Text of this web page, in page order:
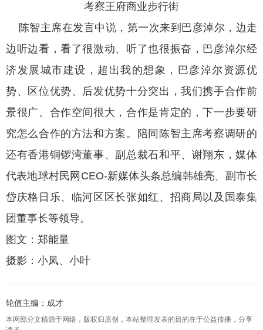
考察王府商业步行街
陈智主席在发言中说，第一次来到巴彦淖尔，边走
边听边看，看了很激动、听了也很振奋，巴彦淖尔经
济发展城市建设，超出我的想象，巴彦淖尔资源优
势、区位优势、后发优势十分突出，我们携手合作前
景很广、合作空间很大，合作是肯定的，下一步要研
究怎么合作的方法和方案。陪同陈智主席考察调研的
还有香港铜锣湾董事、副总裁石和平、谢翔东，媒体
代表地球村民网CEO-新媒体头条总编韩雄亮、副市长
岱庆格日乐、临河区区长张如红、招商局以及国泰集
团董事长等领导。
图文：郑能量
摄影：小凤、小叶
轮值主编：成才
本网部分文稿源于网络，版权归原创，本站整理发表的目的在于公益传播，分享